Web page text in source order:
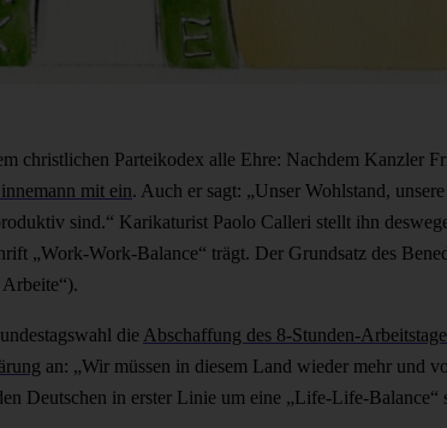
christlichen Parteikodex alle Ehre: Nachdem Kanzler
mit ein. Auch er sagt: „Unser Wohlstand,
sind.“ Karikaturist Paolo Calleri stellt ihn
„Work-Work-Balance“ trägt. Der Grundsatz des
die Abschaffung des 8-Stunden-
an: „Wir müssen in diesem Land wieder mehr und
Deutschen in erster Linie um eine „Life-Life-